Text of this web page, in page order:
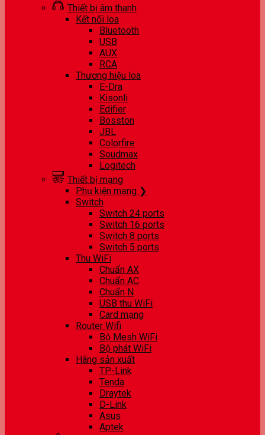
Thiết bị âm thanh
Kết nối loa
Bluetooth
USB
AUX
RCA
Thương hiệu loa
E-Dra
Kisonli
Edifier
Bosston
JBL
Colorfire
Soudmax
Logitech
Thiết bị mạng
Phụ kiện mạng ❯
Switch
Switch 24 ports
Switch 16 ports
Switch 8 ports
Switch 5 ports
Thu WiFi
Chuẩn AX
Chuẩn AC
Chuẩn N
USB thu WiFi
Card mạng
Router Wifi
Bộ Mesh WiFi
Bộ phát WiFi
Hãng sản xuất
TP-Link
Tenda
Draytek
D-Link
Asus
Aptek